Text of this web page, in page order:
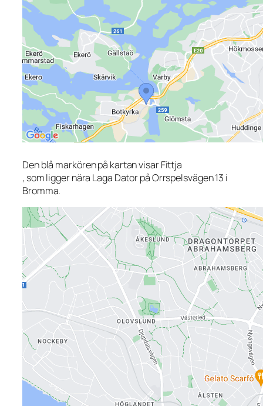
Den blå markören på kartan visar Fittja
, som ligger nära Laga Dator på Orrspelsvägen 13 i
Bromma.